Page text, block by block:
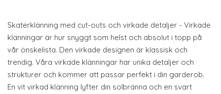
Skaterklänning med cut-outs och virkade detaljer - Virkade
klänningar är hur snyggt som helst och absolut i topp på
vår önskelista. Den virkade designen är klassisk och
trendig. Våra virkade klänningar har unika detaljer och
strukturer och kommer att passar perfekt i din garderob.
En vit virkad klänning lyfter din solbränna och en svart